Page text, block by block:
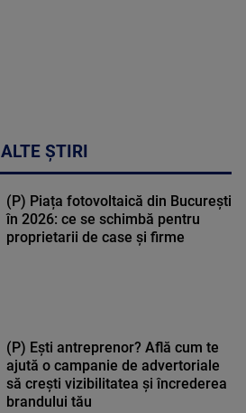
ALTE ȘTIRI
(P) Piața fotovoltaică din București
în 2026: ce se schimbă pentru
proprietarii de case și firme
(P) Ești antreprenor? Află cum te
ajută o campanie de advertoriale
să crești vizibilitatea și încrederea
brandului tău